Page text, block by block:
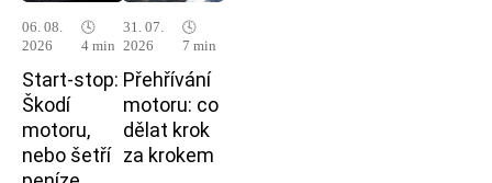
06. 08.
2026
🕓
4 min
Start-stop:
Škodí
motoru,
nebo šetří
31. 07.
2026
🕓
7 min
Přehřívání
motoru: co
dělat krok
za krokem